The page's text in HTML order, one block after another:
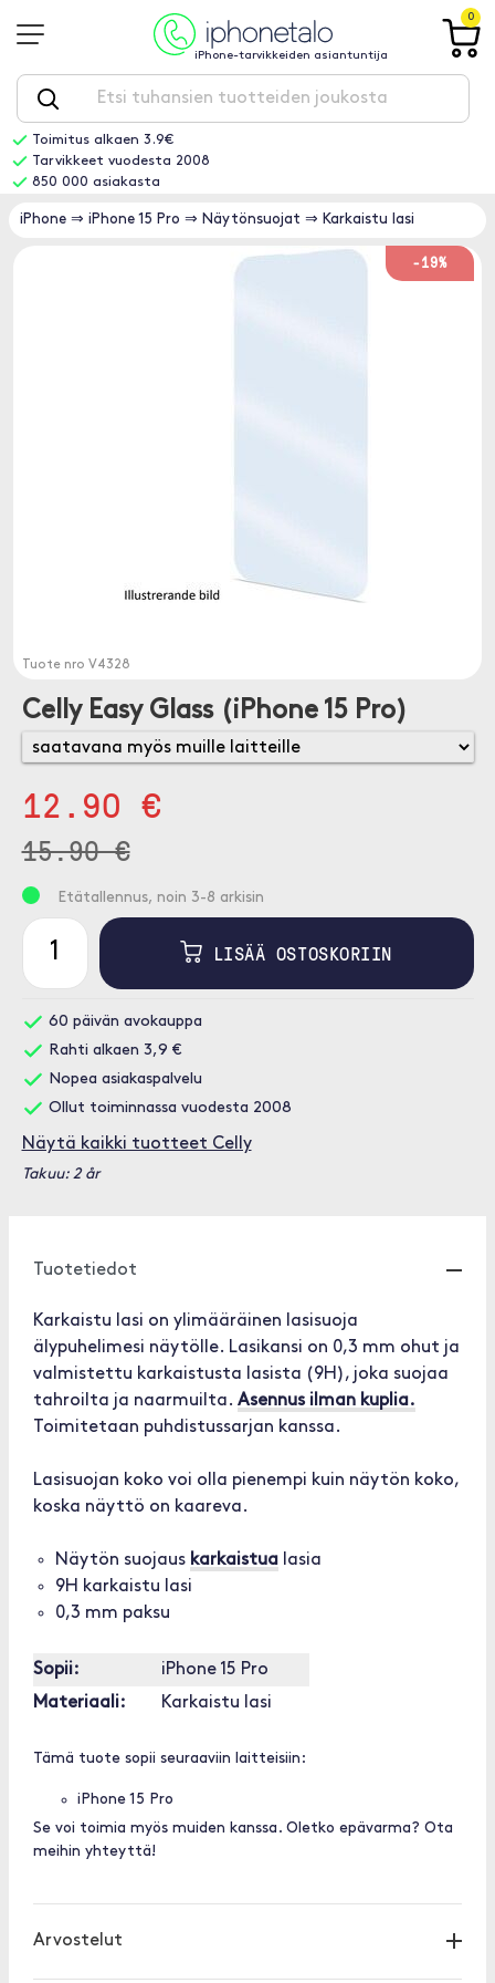
iPhone-tarvikkeiden asiantuntija
0
Toimitus alkaen 3.9€
Tarvikkeet vuodesta 2008
850 000 asiakasta
iPhone ⇒ iPhone 15 Pro ⇒ Näytönsuojat ⇒ Karkaistu lasi
-19%
Tuote nro V4328
Celly Easy Glass (iPhone 15 Pro)
12.90 €
15.90 €
Etätallennus, noin 3-8 arkisin
LISÄÄ OSTOSKORIIN
60 päivän avokauppa
Rahti alkaen 3,9 €
Nopea asiakaspalvelu
Ollut toiminnassa vuodesta 2008
Näytä kaikki tuotteet Celly
Takuu: 2 år
Tuotetiedot
Karkaistu lasi on ylimääräinen lasisuoja
älypuhelimesi näytölle. Lasikansi on 0,3 mm ohut ja
valmistettu karkaistusta lasista (9H), joka suojaa
tahroilta ja naarmuilta. Asennus ilman kuplia.
Toimitetaan puhdistussarjan kanssa.
Lasisuojan koko voi olla pienempi kuin näytön koko,
koska näyttö on kaareva.
Näytön suojaus karkaistua lasia
9H karkaistu lasi
0,3 mm paksu
Sopii:
iPhone 15 Pro
Materiaali:
Karkaistu lasi
Tämä tuote sopii seuraaviin laitteisiin:
iPhone 15 Pro
Se voi toimia myös muiden kanssa. Oletko epävarma? Ota
meihin yhteyttä!
Arvostelut